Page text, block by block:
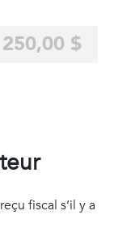
250,00 $
fiscal s’il y a